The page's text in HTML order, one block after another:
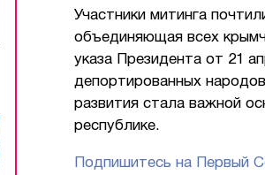
Участники митинга
объединяющая всех
указа Президента от 21
депортированных
развития стала важной
республике.
Подпишитесь на Первый